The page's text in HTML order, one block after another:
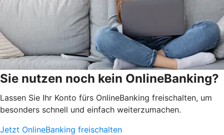
Sie nutzen noch kein OnlineBanking?
Lassen Sie Ihr Konto fürs OnlineBanking freischalten, um
besonders schnell und einfach weiterzumachen.
Jetzt OnlineBanking freischalten